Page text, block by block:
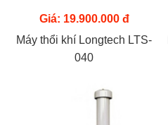
Giá: 19.900.000 đ
Máy thổi khí Longtech LTS-
040